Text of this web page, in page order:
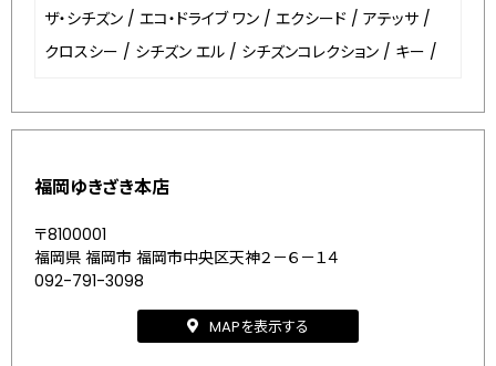
ザ・シチズン / エコ・ドライブ ワン / エクシード / アテッサ /
クロスシー / シチズン エル / シチズンコレクション / キー /
福岡ゆきざき本店
〒8100001
福岡県 福岡市 福岡市中央区天神２－６－１４
092-791-3098
MAPを表示する